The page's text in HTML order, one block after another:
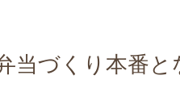
当づくり本番